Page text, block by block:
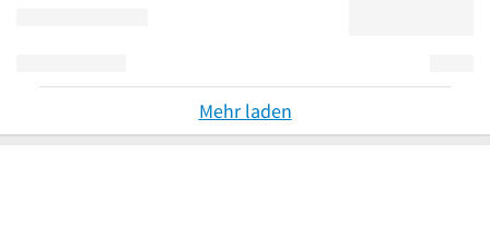
Mehr laden